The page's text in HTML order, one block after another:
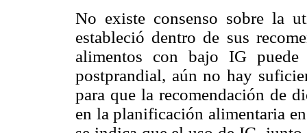
No existe consenso sobre la
estableció dentro de sus
alimentos con bajo IG
postprandial, aún no hay
para que la recomendación de
en la planificación alimentaria